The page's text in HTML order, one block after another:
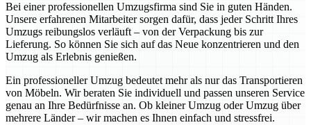
Bei einer professionellen Umzugsfirma sind Sie in guten Händen.
Unsere erfahrenen Mitarbeiter sorgen dafür, dass jeder Schritt Ihres
Umzugs reibungslos verläuft – von der Verpackung bis zur
Lieferung. So können Sie sich auf das Neue konzentrieren und den
Umzug als Erlebnis genießen.
Ein professioneller Umzug bedeutet mehr als nur das Transportieren
von Möbeln. Wir beraten Sie individuell und passen unseren Service
genau an Ihre Bedürfnisse an. Ob kleiner Umzug oder Umzug über
mehrere Länder – wir machen es Ihnen einfach und stressfrei.